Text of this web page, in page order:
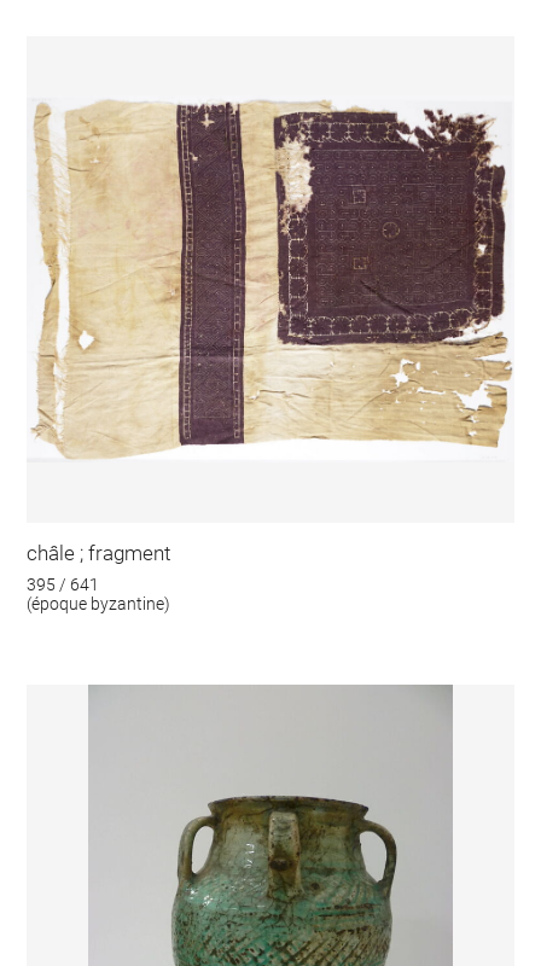
châle ; fragment
395 / 641
(époque byzantine)